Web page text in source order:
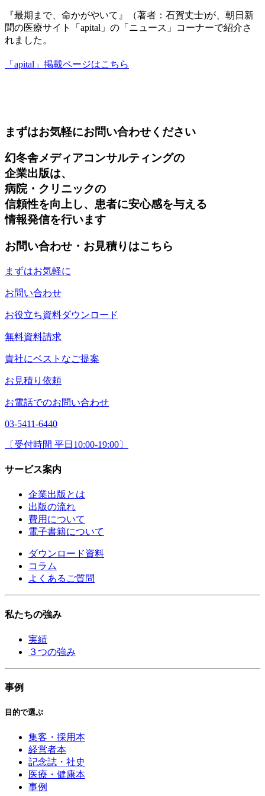
『最期まで、命かがやいて』（著者：石賀丈士)が、朝日新
聞の医療サイト「apital」の「ニュース」コーナーで紹介さ
れました。
「apital」掲載ページはこちら
まずはお気軽にお問い合わせください
幻冬舎メディアコンサルティングの
企業出版は、
病院・クリニックの
信頼性を向上し、患者に安心感を与える
情報発信を行います
お問い合わせ・お見積りはこちら
まずはお気軽に
お問い合わせ
お役立ち資料ダウンロード
無料資料請求
貴社にベストなご提案
お見積り依頼
お電話でのお問い合わせ
03-5411-6440
〔受付時間 平日10:00-19:00〕
サービス案内
企業出版とは
出版の流れ
費用について
電子書籍について
ダウンロード資料
コラム
よくあるご質問
私たちの強み
実績
３つの強み
事例
目的で選ぶ
集客・採用本
経営者本
記念誌・社史
医療・健康本
事例